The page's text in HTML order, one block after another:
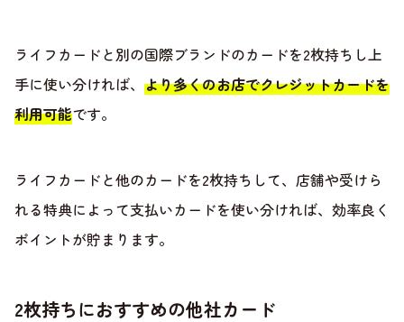
ライフカードと別の国際ブランドのカードを2枚持ちし上
手に使い分ければ、 より多くのお店でクレジットカードを
利用可能です。
ライフカードと他のカードを2枚持ちして、店舗や受けら
れる特典によって支払いカードを使い分ければ、効率良く
ポイントが貯まります。
2枚持ちにおすすめの他社カード